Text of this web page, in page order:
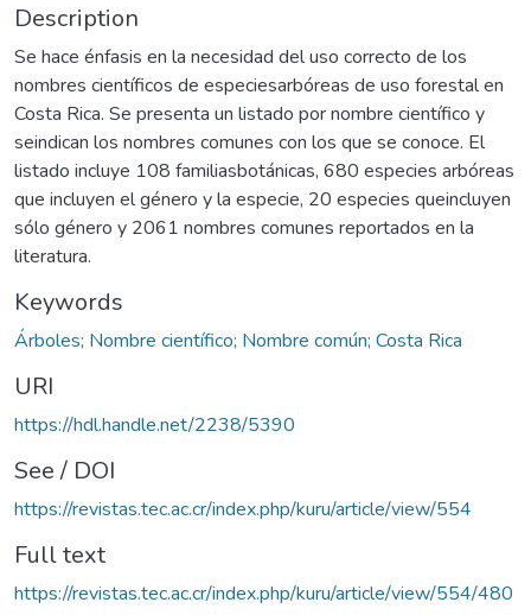
Description
Se hace énfasis en la necesidad del uso correcto de los
nombres científicos de especiesarbóreas de uso forestal en
Costa Rica. Se presenta un listado por nombre científico y
seindican los nombres comunes con los que se conoce. El
listado incluye 108 familiasbotánicas, 680 especies arbóreas
que incluyen el género y la especie, 20 especies queincluyen
sólo género y 2061 nombres comunes reportados en la
literatura.
Keywords
Árboles; Nombre científico; Nombre común; Costa Rica
URI
https://hdl.handle.net/2238/5390
See / DOI
https://revistas.tec.ac.cr/index.php/kuru/article/view/554
Full text
https://revistas.tec.ac.cr/index.php/kuru/article/view/554/480